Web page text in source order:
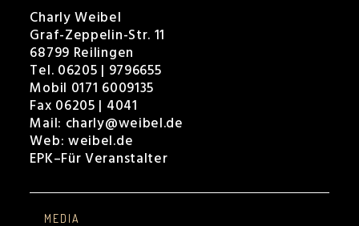
Charly Weibel
Graf-Zeppelin-Str. 11
68799 Reilingen
Tel. 06205 | 9796655
Mobil 0171 6009135
Fax 06205 | 4041
Mail: charly@weibel.de
Web: weibel.de
EPK–Für Veranstalter
MEDIA